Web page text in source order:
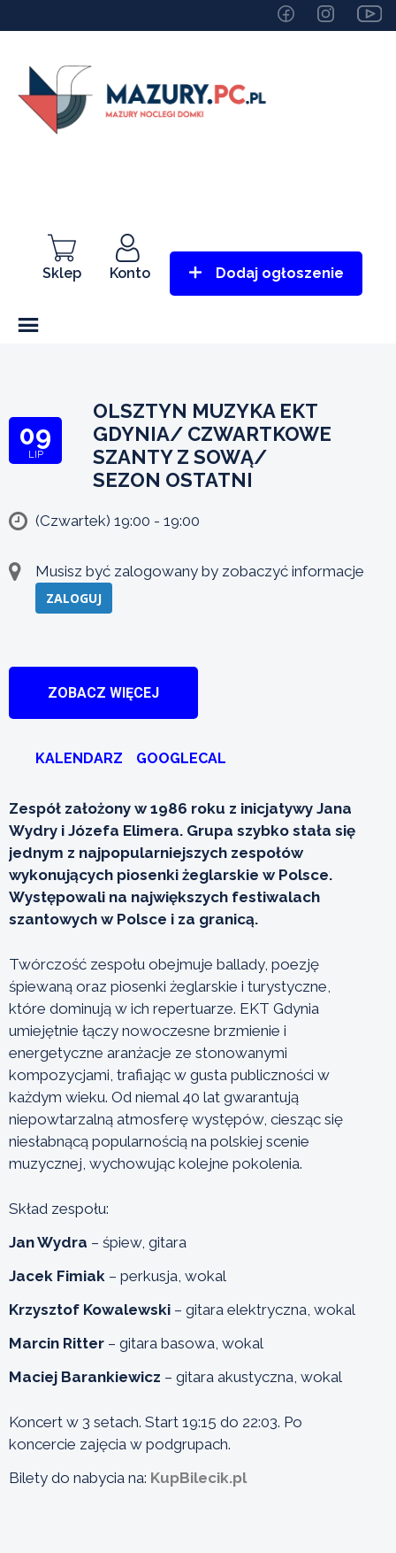
Sklep Konto Dodaj ogłoszenie
09
LIP
OLSZTYN MUZYKA EKT
GDYNIA/ CZWARTKOWE
SZANTY Z SOWĄ/
SEZON OSTATNI
(Czwartek) 19:00 - 19:00
Musisz być zalogowany by zobaczyć informacje
ZALOGUJ
ZOBACZ WIĘCEJ
KALENDARZ GOOGLECAL
Zespół założony w 1986 roku z inicjatywy Jana
Wydry i Józefa Elimera. Grupa szybko stała się
jednym z najpopularniejszych zespołów
wykonujących piosenki żeglarskie w Polsce.
Występowali na największych festiwalach
szantowych w Polsce i za granicą.
Twórczość zespołu obejmuje ballady, poezję
śpiewaną oraz piosenki żeglarskie i turystyczne,
które dominują w ich repertuarze. EKT Gdynia
umiejętnie łączy nowoczesne brzmienie i
energetyczne aranżacje ze stonowanymi
kompozycjami, trafiając w gusta publiczności w
każdym wieku. Od niemal 40 lat gwarantują
niepowtarzalną atmosferę występów, ciesząc się
niesłabnącą popularnością na polskiej scenie
muzycznej, wychowując kolejne pokolenia.
Skład zespołu:
Jan Wydra – śpiew, gitara
Jacek Fimiak – perkusja, wokal
Krzysztof Kowalewski – gitara elektryczna, wokal
Marcin Ritter – gitara basowa, wokal
Maciej Barankiewicz – gitara akustyczna, wokal
Koncert w 3 setach. Start 19:15 do 22:03. Po
koncercie zajęcia w podgrupach.
Bilety do nabycia na: KupBilecik.pl